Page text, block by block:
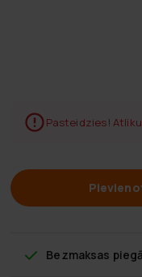
Pasteidzies!
Bezmaksas